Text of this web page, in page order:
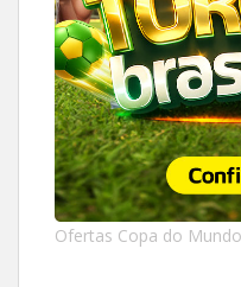
Ofertas Copa do